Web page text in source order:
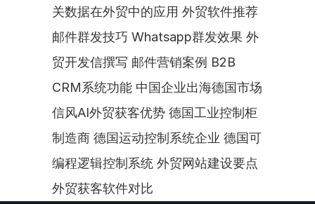
关数据在外贸中的应用 外贸软件推荐
邮件群发技巧 Whatsapp群发效果 外
贸开发信撰写 邮件营销案例 B2B
CRM系统功能 中国企业出海德国市场
信风AI外贸获客优势 德国工业控制柜
制造商 德国运动控制系统企业 德国可
编程逻辑控制系统 外贸网站建设要点
外贸获客软件对比